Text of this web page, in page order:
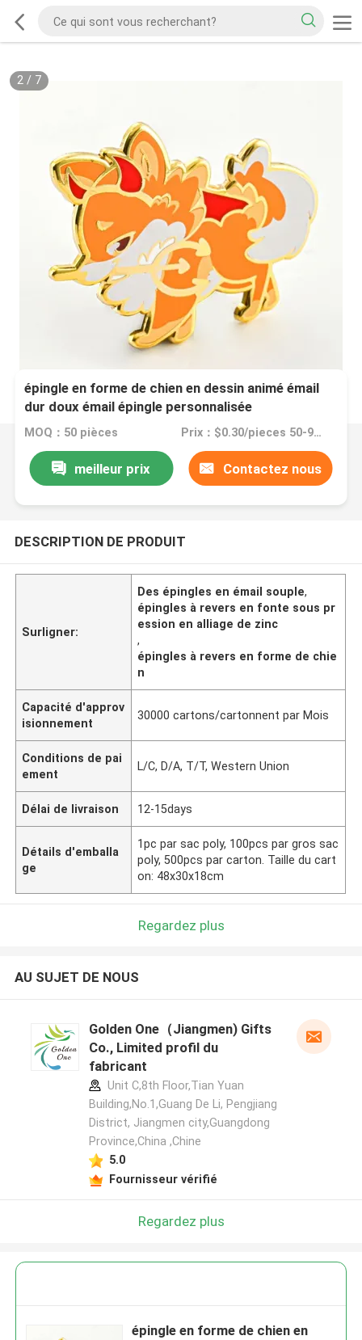
2/ 7
épingle en forme de chien en dessin animé émail
dur doux émail épingle personnalisée
MOQ：50 pièces Prix：$0.30/pieces 50-99 pieces
meilleur prix Contactez nous
DESCRIPTION DE PRODUIT
Surligner:
Des épingles en émail souple,
épingles à revers en fonte sous pr
ession en alliage de zinc
,
épingles à revers en forme de chie
n
Capacité d'approv
isionnement
30000 cartons/cartonnent par Mois
Conditions de pai
ement
L/C, D/A, T/T, Western Union
Délai de livraison 12-15days
Détails d'emballa
ge
1pc par sac poly, 100pcs par gros sac
poly, 500pcs par carton. Taille du cart
on: 48x30x18cm
Regardez plus
AU SUJET DE NOUS
Golden One（Jiangmen) Gifts
Co., Limited profil du
fabricant
Unit C,8th Floor,Tian Yuan
Building,No.1,Guang De Li, Pengjiang
District, Jiangmen city,Guangdong
Province,China ,Chine
5.0
Fournisseur vérifié
Regardez plus
épingle en forme de chien en